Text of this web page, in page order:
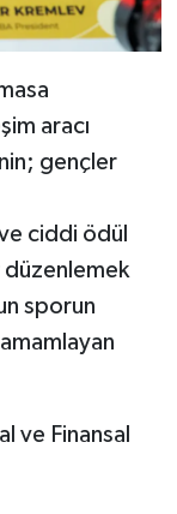
aracı
gençler
ciddi ödül
düzenlemek
sporun
ve Finansal